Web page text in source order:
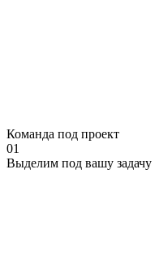
Команда под проект
01
Выделим под вашу задачу